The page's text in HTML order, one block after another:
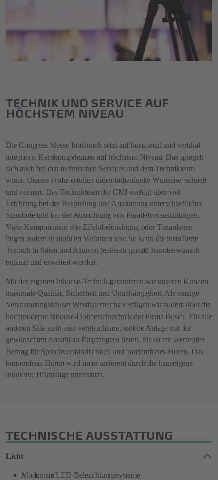
TECHNIK UND SERVICE AUF
HÖCHSTEM NIVEAU
Die Congress Messe Innsbruck setzt auf horizontal und vertikal
integrierte Kernkompetenzen auf höchstem Niveau. Das spiegelt
sich auch bei den technischen Services und dem Technikteam
wider. Unsere Profis erfüllen dabei individuelle Wünsche, schnell
und versiert. Das Technikteam der CMI verfügt über viel
Erfahrung bei der Bespielung und Ausstattung unterschiedlicher
Standorte und bei der Ausrichtung von Parallelveranstaltungen.
Viele Komponenten wie Effektbeleuchtung oder Tonanlagen
liegen zudem in mobilen Varianten vor: So kann die installierte
Technik in Sälen und Räumen jederzeit gemäß Kundenwunsch
ergänzt und erweitert werden.
Mit der eigenen Inhouse-Technik garantieren wir unseren Kunden
maximale Qualität, Sicherheit und Unabhängigkeit. Als einzige
Veranstaltungshäuser Westösterreichs verfügen wir zudem über die
hochmoderne Inhouse-Dolmetschtechnik der Firma Bosch. Für alle
anderen Säle steht eine vergleichbare, mobile Anlage mit der
gewünschten Anzahl an Empfängern bereit. Sie ist ein wertvoller
Beitrag für Sprachverständlichkeit und barrierefreies Hören. Das
barrierefreie Hören wird unter anderem durch die hauseigene
induktive Höranlage unterstützt.
TECHNISCHE AUSSTATTUNG
Licht
Modernste LED-Beleuchtungssysteme